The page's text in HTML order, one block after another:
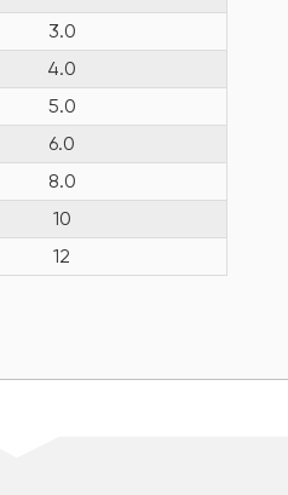
3.0
4.0
5.0
6.0
8.0
10
12